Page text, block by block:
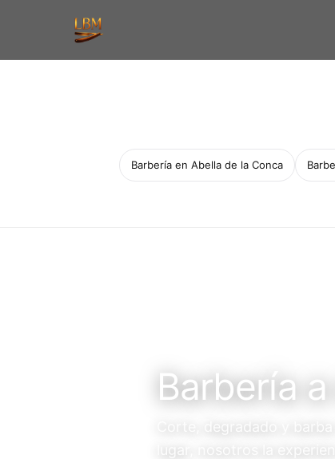
Barbería en Abella de la Conca
Barbería
Corte, degradado y